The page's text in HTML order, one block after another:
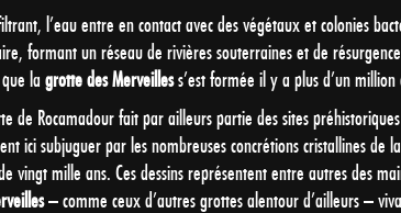
l’eau entre en contact avec des végétaux et colonies
formant un réseau de rivières souterraines et de
la grotte des Merveilless’est formée il y a plus d’un million
de Rocamadour fait par ailleurs partie des sites
ici subjuguer par les nombreuses concrétions cristallines
vingt mille ans. Ces dessins représentent entre autres des
– comme ceux d’autres grottes alentour d’ailleurs –